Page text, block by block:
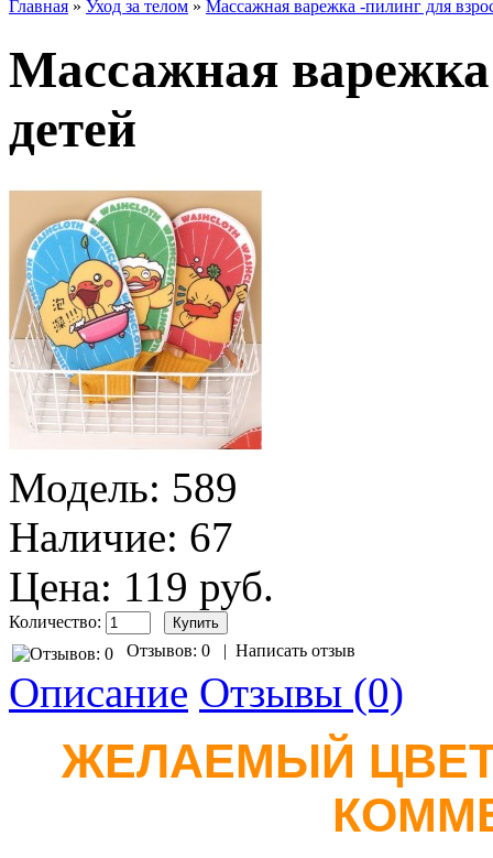
Главная » Уход за телом » Массажная варежка -пилинг для
Массажная
детей
Модель: 589
Наличие: 67
Цена: 119 руб.
Количество:
Отзывов: 0
| Написать отзыв
Описание Отзывы (0)
ЖЕЛАЕМЫЙ